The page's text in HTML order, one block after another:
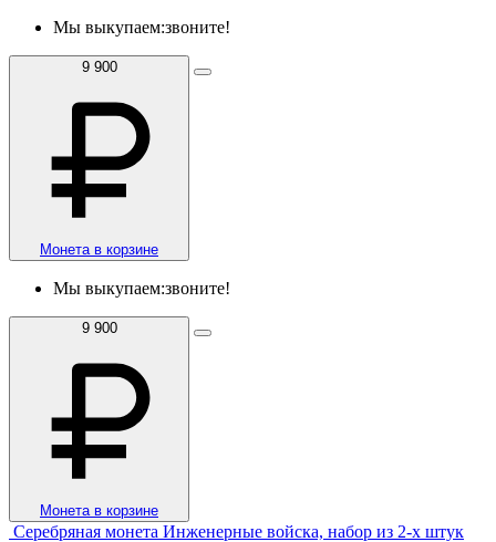
Мы выкупаем:звоните!
9 900
Монета в корзине
Мы выкупаем:звоните!
9 900
Монета в корзине
Серебряная монета Инженерные войска, набор из 2-х штук